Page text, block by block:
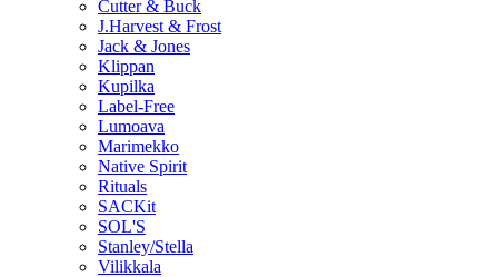
Cutter & Buck
J.Harvest & Frost
Jack & Jones
Klippan
Kupilka
Label-Free
Lumoava
Marimekko
Native Spirit
Rituals
SACKit
SOL'S
Stanley/Stella
Vilikkala